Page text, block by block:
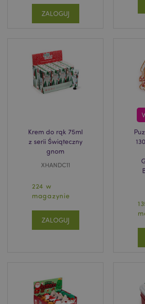
ZALOGUJ
Krem do rąk 75ml
z serii Świąteczny
gnom
XHANDC11
224 w
magazynie
ZALOGUJ